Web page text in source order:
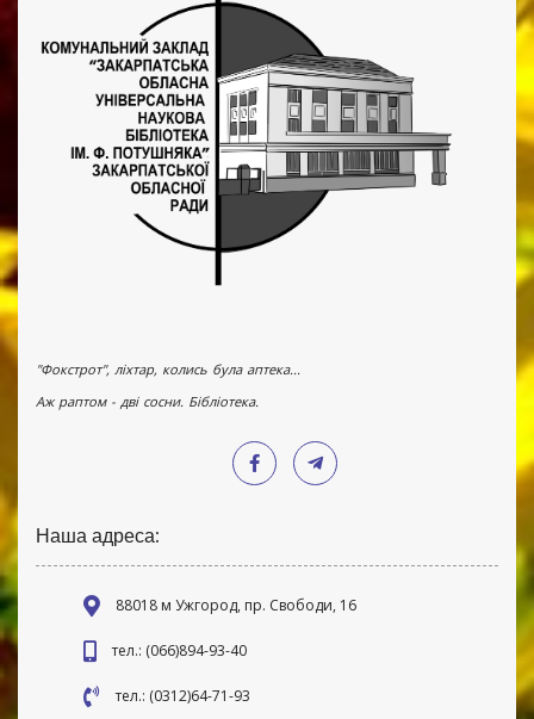
"Фокстрот", ліхтар, колись була аптека...
Аж раптом - дві сосни. Бібліотека.
Наша адреса:
88018 м Ужгород, пр. Свободи, 16
тел.: (066)894-93-40
тел.: (0312)64-71-93